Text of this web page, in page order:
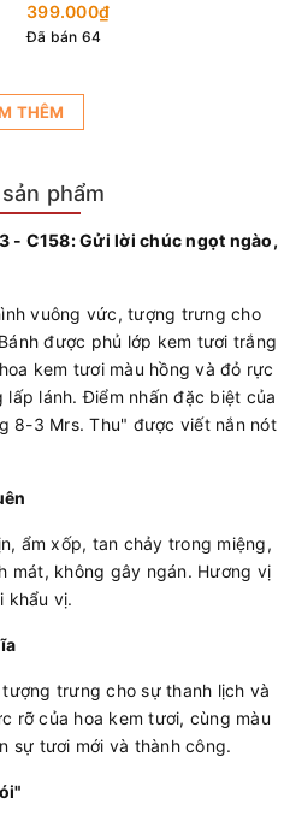
THÊM
phẩm
- C158: Gửi lời chúc ngọt ngào,
vuông vức, tượng trưng cho
được phủ lớp kem tươi trắng
kem tươi màu hồng và đỏ rực
lánh. Điểm nhấn đặc biệt của
8-3 Mrs. Thu" được viết nắn nót
ẩm xốp, tan chảy trong miệng,
mát, không gây ngán. Hương vị
khẩu vị.
trưng cho sự thanh lịch và
rỡ của hoa kem tươi, cùng màu
sự tươi mới và thành công.